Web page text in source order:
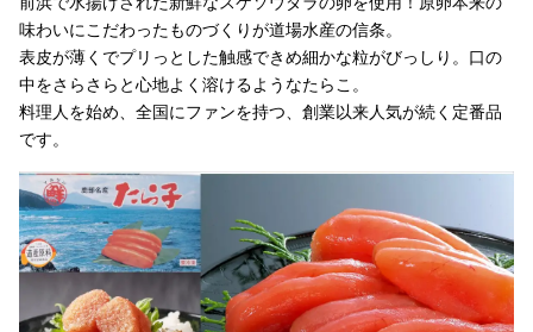
味わいにこだわったものづくりが道場水産の信条。
表皮が薄くでプリっとした触感できめ細かな粒がびっしり。口の
中をさらさらと心地よく溶けるようなたらこ。
料理人を始め、全国にファンを持つ、創業以来人気が続く定番品
です。